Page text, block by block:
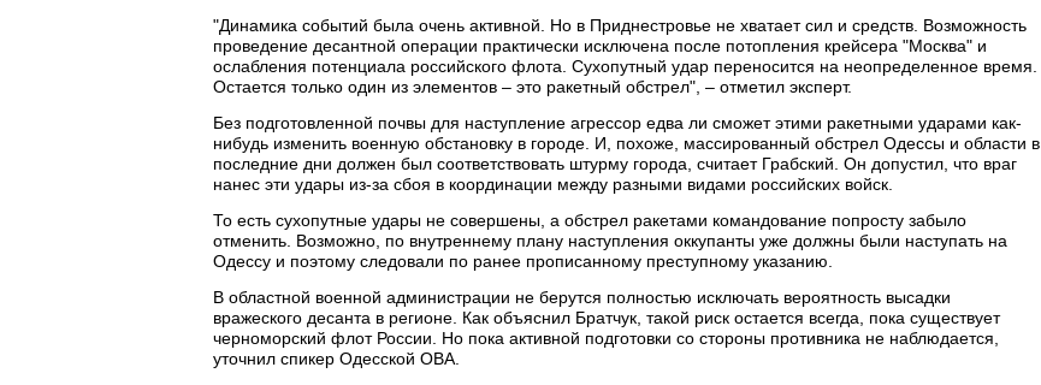
"Динамика событий была очень активной. Но в Приднестровье не хватает сил и средств. Возможность
проведение десантной операции практически исключена после потопления крейсера "Москва" и
ослабления потенциала российского флота. Сухопутный удар переносится на неопределенное время.
Остается только один из элементов – это ракетный обстрел", – отметил эксперт.
Без подготовленной почвы для наступление агрессор едва ли сможет этими ракетными ударами как-
нибудь изменить военную обстановку в городе. И, похоже, массированный обстрел Одессы и области в
последние дни должен был соответствовать штурму города, считает Грабский. Он допустил, что враг
нанес эти удары из-за сбоя в координации между разными видами российских войск.
То есть сухопутные удары не совершены, а обстрел ракетами командование попросту забыло
отменить. Возможно, по внутреннему плану наступления оккупанты уже должны были наступать на
Одессу и поэтому следовали по ранее прописанному преступному указанию.
В областной военной администрации не берутся полностью исключать вероятность высадки
вражеского десанта в регионе. Как объяснил Братчук, такой риск остается всегда, пока существует
черноморский флот России. Но пока активной подготовки со стороны противника не наблюдается,
уточнил спикер Одесской ОВА.